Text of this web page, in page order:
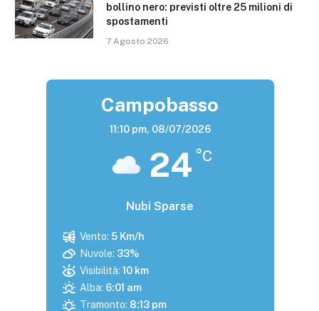
bollino nero: previsti oltre 25 milioni di
spostamenti
7 Agosto 2026
Campobasso
11:10 pm, 08/07/2026
24 °C
Nubi Sparse
Vento: 5 Km/h
Nuvole: 33%
Visibilità: 10 km
Alba: 6:01 am
Tramonto: 8:13 pm